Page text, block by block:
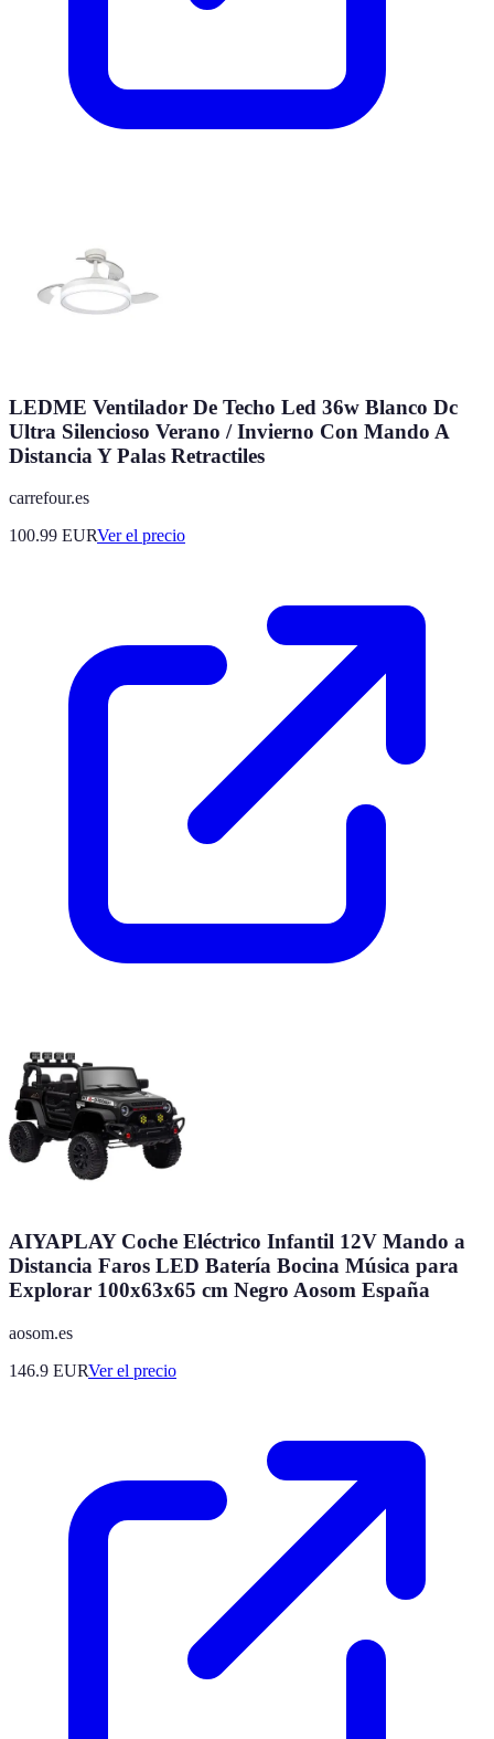
LEDME Ventilador De Techo Led 36w Blanco Dc
Ultra Silencioso Verano / Invierno Con Mando A
Distancia Y Palas Retractiles
carrefour.es
100.99 EURVer el precio
AIYAPLAY Coche Eléctrico Infantil 12V Mando a
Distancia Faros LED Batería Bocina Música para
Explorar 100x63x65 cm Negro Aosom España
aosom.es
146.9 EURVer el precio